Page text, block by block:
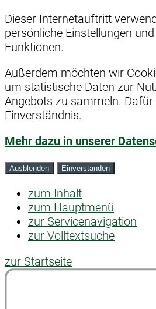
Dieser Internetauftritt
persönliche Einstellungen
Funktionen.
Außerdem möchten wir
um statistische Daten zur
Angebots zu sammeln.
Einverständnis.
Mehr dazu in unserer
Ausblenden Einverstanden
zum Inhalt
zum Hauptmenü
zur Servicenavigation
zur Volltextsuche
zur Startseite